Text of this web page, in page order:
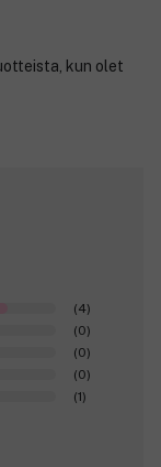
kun olet
(4)
(0)
(0)
(0)
(1)